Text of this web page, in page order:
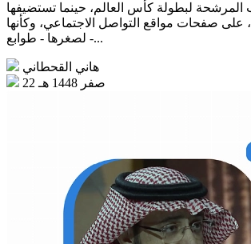
المرشحة لبطولة كأس العالم، حينما تستضيفها
السعودية في 2034، على صفحات مواقع التواصل الاجتماعي، وكأنها
- لصغرها - طوابع...
هاني القحطاني
22 صفر 1448 هـ